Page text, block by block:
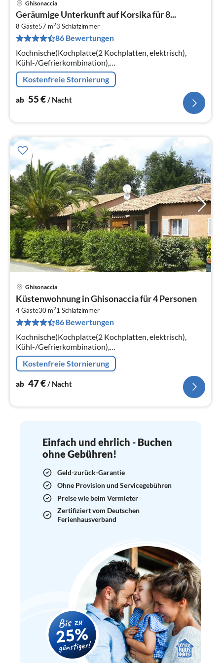
Ghisonaccia
Geräumige Unterkunft auf Korsika für 8...
8 Gäste57 m23 Schlafzimmer
86 Bewertungen
Kochnische(Kochplatte(2 Kochplatten, elektrisch),
Kühl-/Gefrierkombination),
Wohn/Esszimmer(Doppelschlafcouch(160 x 190 cm)),
Schlafzimmer(Doppelbett(160 x 190 cm))
Kostenfreie Stornierung
ab 55€/ Nacht
Ghisonaccia
Küstenwohnung in Ghisonaccia für 4 Personen
4 Gäste30 m21 Schlafzimmer
86 Bewertungen
Kochnische(Kochplatte(2 Kochplatten, elektrisch),
Kühl-/Gefrierkombination),
Wohn/Esszimmer(Doppelschlafcouch(160 x 190 cm)),
Schlafzimmer(Doppelbett(160 x 190 cm))
Kostenfreie Stornierung
ab 47€/ Nacht
Einfach und ehrlich - Buchen
ohne Gebühren!
Geld-zurück-Garantie
Ohne Provision und Servicegebühren
Preise wie beim Vermieter
Zertifiziert vom Deutschen
Ferienhausverband